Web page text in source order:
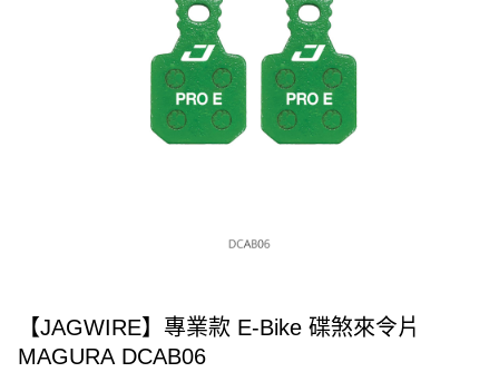
【JAGWIRE】專業款 E-Bike 碟煞來令片
MAGURA DCAB06